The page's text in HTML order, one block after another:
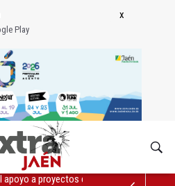
Play